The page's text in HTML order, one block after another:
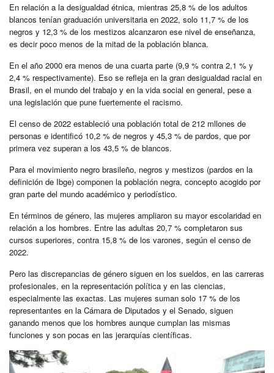
En relación a la desigualdad étnica, mientras 25,8 % de los adultos
blancos tenían graduación universitaria en 2022, solo 11,7 % de los
negros y 12,3 % de los mestizos alcanzaron ese nivel de enseñanza,
es decir poco menos de la mitad de la población blanca.
En el año 2000 era menos de una cuarta parte (9,9 % contra 2,1 % y
2,4 % respectivamente). Eso se refleja en la gran desigualdad racial en
Brasil, en el mundo del trabajo y en la vida social en general, pese a
una legislación que pune fuertemente el racismo.
El censo de 2022 estableció una población total de 212 mllones de
personas e identificó 10,2 % de negros y 45,3 % de pardos, que por
primera vez superan a los 43,5 % de blancos.
Para el movimiento negro brasileño, negros y mestizos (pardos en la
definición de Ibge) componen la población negra, concepto acogido por
gran parte del mundo académico y periodístico.
En términos de género, las mujeres ampliaron su mayor escolaridad en
relación a los hombres. Entre las adultas 20,7 % completaron sus
cursos superiores, contra 15,8 % de los varones, según el censo de
2022.
Pero las discrepancias de género siguen en los sueldos, en las carreras
profesionales, en la representación política y en las ciencias,
especialmente las exactas. Las mujeres suman solo 17 % de los
representantes en la Cámara de Diputados y el Senado, siguen
ganando menos que los hombres aunque cumplan las mismas
funciones y son pocas en las jerarquías científicas.